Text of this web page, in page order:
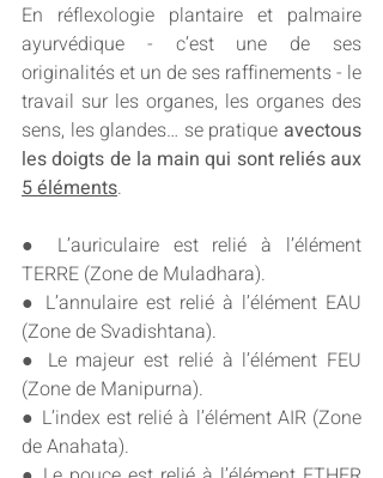
En réflexologie plantaire et palmaire
ayurvédique - c’est une de ses
originalités et un de ses raffinements - le
travail sur les organes, les organes des
sens, les glandes… se pratique avectous
5 éléments.
● L’auriculaire est relié à l’élément
TERRE (Zone de Muladhara).
● L’annulaire est relié à l’élément EAU
(Zone de Svadishtana).
● Le majeur est relié à l’élément FEU
(Zone de Manipurna).
● L’index est relié à l’élément AIR (Zone
de Anahata).